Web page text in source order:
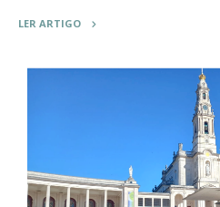
LER ARTIGO